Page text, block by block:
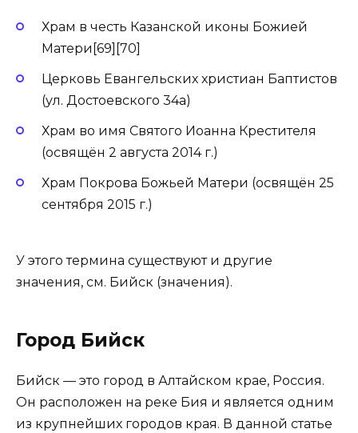
Храм в честь Казанской иконы Божией
Матери[69][70]
Церковь Евангельских христиан Баптистов
(ул. Достоевского 34а)
Храм во имя Святого Иоанна Крестителя
(освящён 2 августа 2014 г.)
Храм Покрова Божьей Матери (освящён 25
сентября 2015 г.)
У этого термина существуют и другие
значения, см. Бийск (значения).
Город Бийск
Бийск — это город в Алтайском крае, Россия.
Он расположен на реке Бия и является одним
из крупнейших городов края. В данной статье